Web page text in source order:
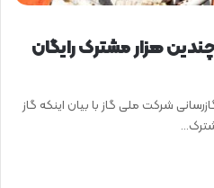
هزار مشترک رایگان
شرکت ملی گاز با بیان اینکه گاز